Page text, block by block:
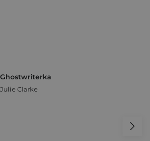
Ghostwriterka
Julie Clarke